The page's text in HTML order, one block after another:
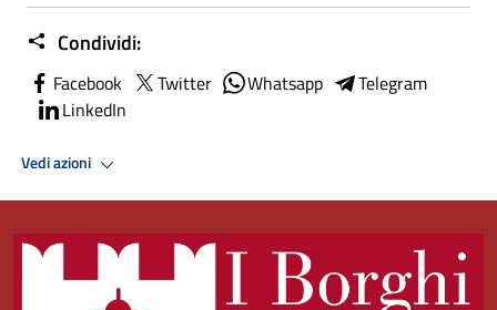
Condividi:
Facebook Twitter Whatsapp
Telegram
LinkedIn
Vedi azioni